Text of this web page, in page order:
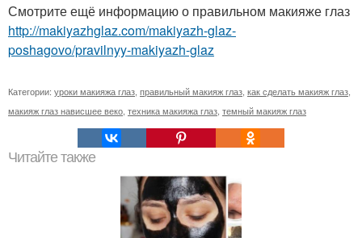
Смотрите ещё информацию о правильном макияже глаз
http://makiyazhglaz.com/makiyazh-glaz-
poshagovo/pravilnyy-makiyazh-glaz
Категории: уроки макияжа глаз правильный макияж глаз как сделать макияж глаз
макияж глаз нависшее веко техника макияжа глаз темный макияж глаз
Читайте также